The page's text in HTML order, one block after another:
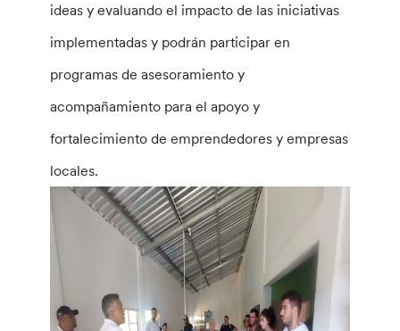
ideas y evaluando el impacto de las iniciativas
implementadas y podrán participar en
programas de asesoramiento y
acompañamiento para el apoyo y
fortalecimiento de emprendedores y empresas
locales.